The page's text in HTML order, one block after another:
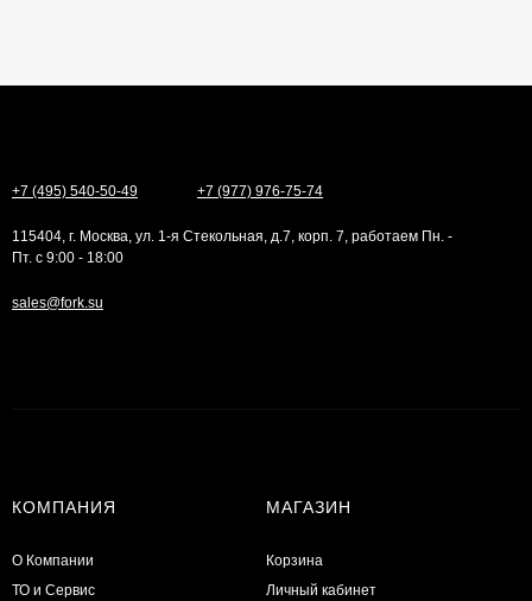
+7 (495) 540-50-49 +7 (977) 976-75-74
115404, г. Москва, ул. 1-я Стекольная, д.7, корп. 7, работаем Пн. -
Пт. с 9:00 - 18:00
sales@fork.su
КОМПАНИЯ
О Компании
ТО и Сервис
МАГАЗИН
Корзина
Личный кабинет